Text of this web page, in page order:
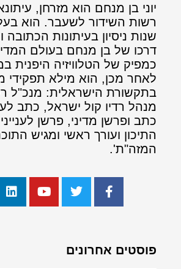
יוני בן מנחם הוא מזרחן,
רשות השידור לשעבר. הוא
שנות ניסיון בעיתונות
דרכו של בן מנחם בעולם
כמפיק של הטלוויזיה היפנית
לאחר מכן, הוא מילא תפקידי
בתקשורת הישראלית: מנכ"ל
מנהל רדיו קול ישראל, כתב
כתב ופרשן מדיני, פרשן
התיכון ועורך ראשי ומגיש
המזה"ת'.
פוסטים אחרונים